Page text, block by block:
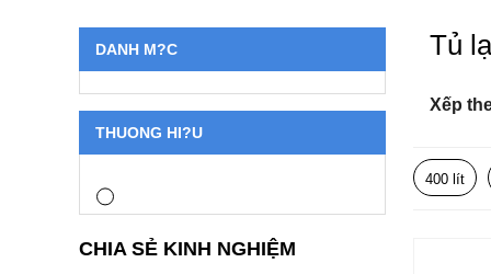
DANH M?C
THUONG HI?U
CHIA SẺ KINH NGHIỆM
Tủ
Xếp
400 lít